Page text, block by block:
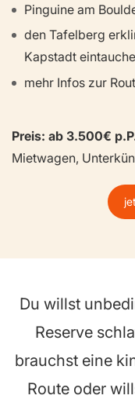
Pinguine am
den Tafelberg
Kapstadt
mehr Infos zur
Preis: ab 3.500€
Mietwagen,
Du willst
Reserve
brauchst eine
Route oder